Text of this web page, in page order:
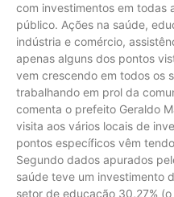
com investimentos em todas
público. Ações na saúde,
indústria e comércio,
apenas alguns dos pontos
vem crescendo em todos os
trabalhando em prol da
comenta o prefeito Geraldo
visita aos vários locais de
pontos específicos vêm
Segundo dados apurados
saúde teve um investimento
setor de educação 30,27%